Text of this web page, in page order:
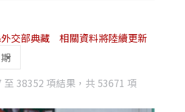
至 38352 項結果，共 53671 項
交部典藏 相關資料將陸續更新